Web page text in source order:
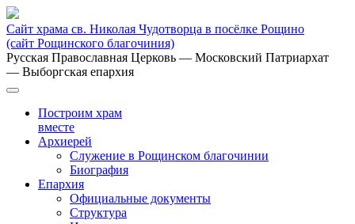
Сайт храма св. Николая Чудотворца в посёлке Рощино
(сайт Рощинского благочиния)
Русская Православная Церковь — Московский Патриархат
— Выборгская епархия
Построим храм
вместе
Архиерей
Служение в Рощинском благочинии
Биография
Епархия
Официальные документы
Структура